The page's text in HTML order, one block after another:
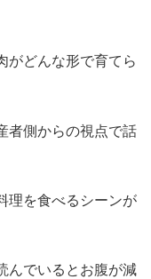
がどんな形で育てら
者側からの視点で話
理を食べるシーンが
んでいるとお腹が減